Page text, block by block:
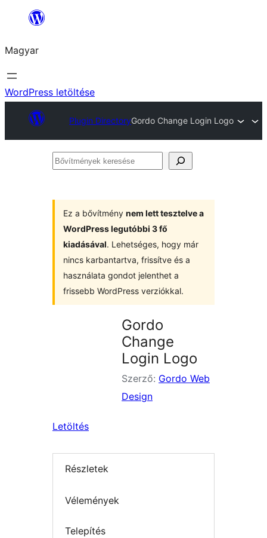
Ugrás
tartalomhoz
Magyar
WordPress letöltése
Plugin DirectoryGordo Change Login Logo
Bővítmények
Ez a bővítmény nem lett tesztelve a
WordPress legutóbbi 3 fő
kiadásával. Lehetséges, hogy már
nincs karbantartva, frissítve és a
használata gondot jelenthet a
frissebb WordPress verziókkal.
Gordo
Change
Login Logo
Szerző: Gordo Web
Design
Letöltés
Részletek
Vélemények
Telepítés